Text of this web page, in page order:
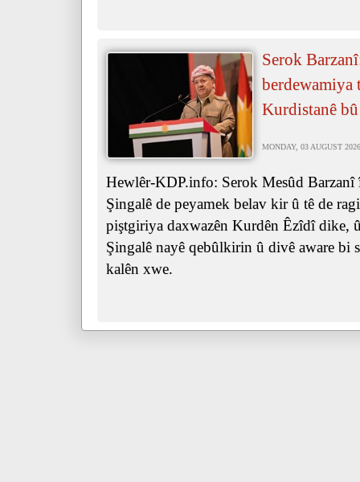
Serok
berdewamiya
Kurdistanê bû
MONDAY, 03 AUGUST
Hewlêr-KDP.info: Serok Mesûd Barzanî
Şingalê de peyamek belav kir û tê de
piştgiriya daxwazên Kurdên Êzîdî dike,
Şingalê nayê qebûlkirin û divê aware bi
kalên xwe.